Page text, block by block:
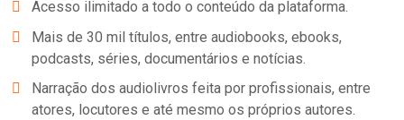
Acesso ilimitado a todo o conteúdo da plataforma.
Mais de 30 mil títulos, entre audiobooks, ebooks,
podcasts, séries, documentários e notícias.
Narração dos audiolivros feita por profissionais, entre
atores, locutores e até mesmo os próprios autores.